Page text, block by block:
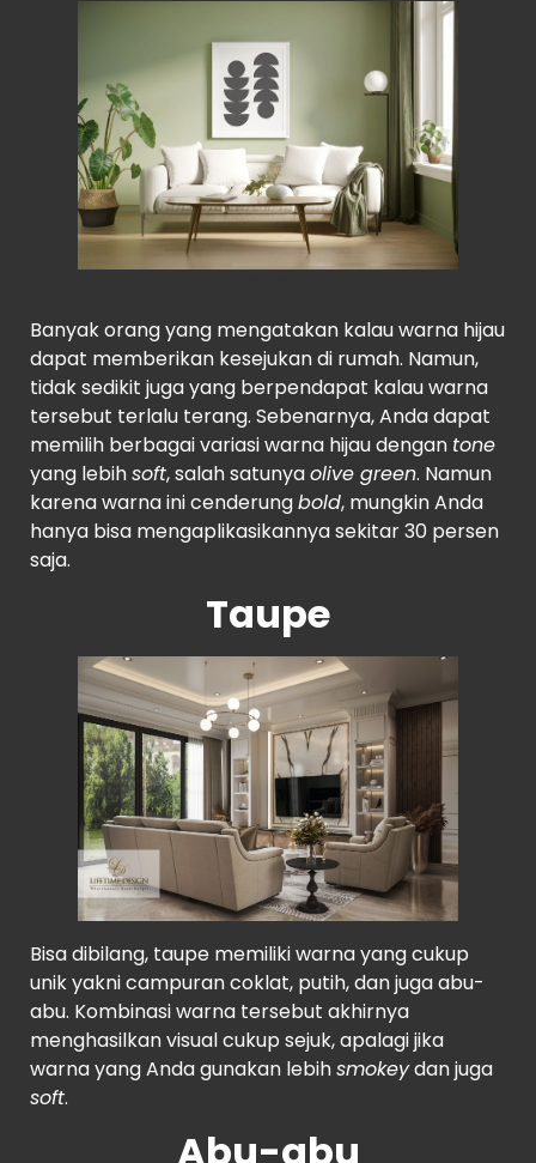
Banyak orang yang mengatakan kalau warna hijau
dapat memberikan kesejukan di rumah. Namun,
tidak sedikit juga yang berpendapat kalau warna
tersebut terlalu terang. Sebenarnya, Anda dapat
memilih berbagai variasi warna hijau dengan tone
yang lebihsoft, salah satunyaolive green. Namun
karena warna ini cenderungbold, mungkin Anda
hanya bisa mengaplikasikannya sekitar 30 persen
saja.
Taupe
Bisa dibilang, taupe memiliki warna yang cukup
unik yakni campuran coklat, putih, dan juga abu-
abu. Kombinasi warna tersebut akhirnya
menghasilkan visual cukup sejuk, apalagi jika
warna yang Anda gunakan lebihsmokeydan juga
soft.
Abu-abu